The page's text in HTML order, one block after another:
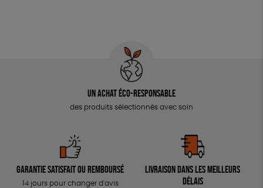
Un achat éco-responsable
des produits sélectionnés avec soin
Garantie satisfait ou remboursé
14 jours pour changer d'avis
Livraison dans les meilleurs
délais